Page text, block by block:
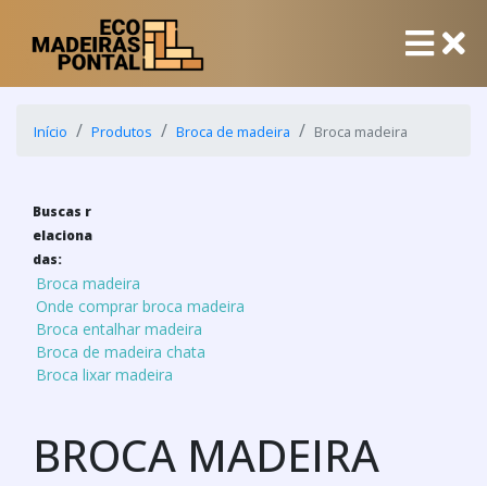
Início Produtos Broca de madeira Broca madeira
Buscas r
elaciona
das:
Broca madeira
Onde comprar broca madeira
Broca entalhar madeira
Broca de madeira chata
Broca lixar madeira
BROCA MADEIRA